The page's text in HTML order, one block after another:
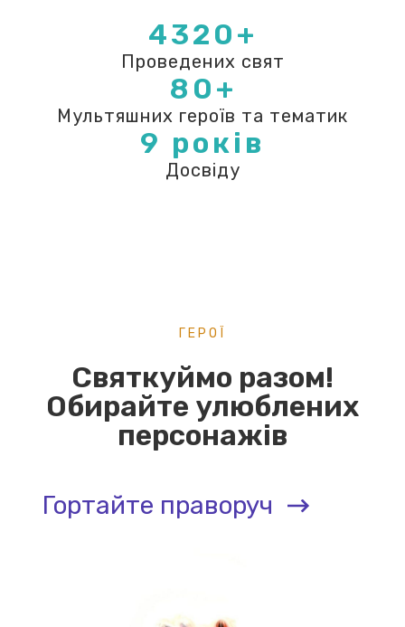
4320+
Проведених свят
80+
Мультяшних героїв та тематик
9 років
Досвіду
ГЕРОЇ
Святкуймо разом!
Обирайте улюблених
персонажів
Гортайте праворуч